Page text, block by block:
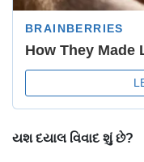
યશ દયાલ વિવાદ શું છે?